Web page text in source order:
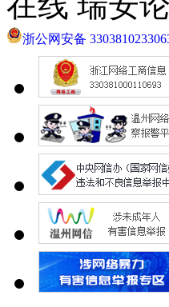
浙公网安备